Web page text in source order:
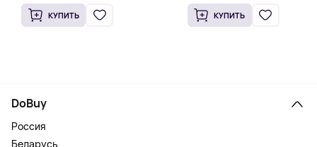
КУПИТЬ КУПИТЬ
DoBuy
Россия
Беларусь